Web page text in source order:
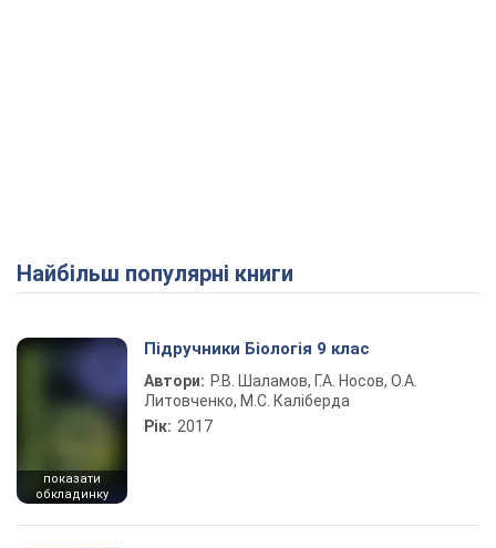
Найбільш популярні книги
показати
обкладинку
Підручники Біологія 9 клас
Автори: Р.В. Шаламов, Г.А. Носов, О.А.
Литовченко, М.С. Каліберда
Рік: 2017